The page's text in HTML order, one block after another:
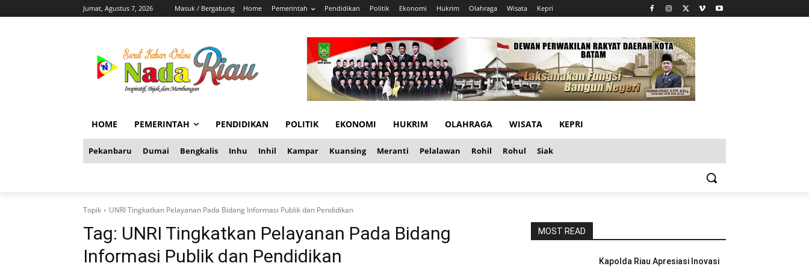
Jumat, Agustus 7, 2026 Masuk / Bergabung Home Pemerintah Pendidikan Politik Ekonomi Hukrim Olahraga Wisata Kepri
HOME PEMERINTAH PENDIDIKAN POLITIK EKONOMI HUKRIM OLAHRAGA WISATA KEPRI
Pekanbaru Dumai Bengkalis Inhu Inhil Kampar Kuansing Meranti Pelalawan Rohil Rohul Siak
Topik UNRI Tingkatkan Pelayanan Pada Bidang Informasi Publik dan Pendidikan
Tag: UNRI Tingkatkan Pelayanan Pada Bidang
Informasi Publik dan Pendidikan
MOST READ
Kapolda Riau Apresiasi Inovasi